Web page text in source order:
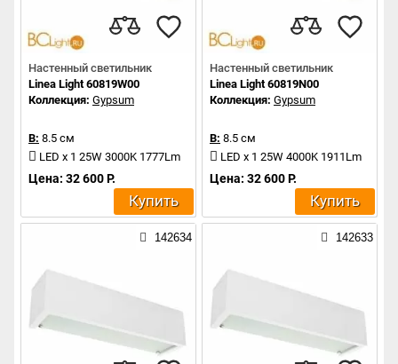
Настенный светильник
Linea Light 60819W00
Коллекция: Gypsum
В: 8.5 см
LED x 1 25W 3000K 1777Lm
Цена: 32 600 Р.
Купить
Настенный светильник
Linea Light 60819N00
Коллекция: Gypsum
В: 8.5 см
LED x 1 25W 4000K 1911Lm
Цена: 32 600 Р.
Купить
142634 142633